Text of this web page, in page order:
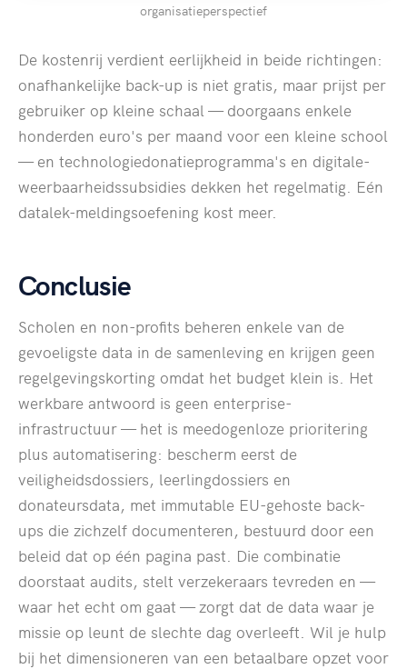
organisatieperspectief
De kostenrij verdient eerlijkheid in beide richtingen:
onafhankelijke back-up is niet gratis, maar prijst per
gebruiker op kleine schaal — doorgaans enkele
honderden euro's per maand voor een kleine school
— en technologiedonatieprogramma's en digitale-
weerbaarheidssubsidies dekken het regelmatig. Eén
datalek-meldingsoefening kost meer.
Conclusie
Scholen en non-profits beheren enkele van de
gevoeligste data in de samenleving en krijgen geen
regelgevingskorting omdat het budget klein is. Het
werkbare antwoord is geen enterprise-
infrastructuur — het is meedogenloze prioritering
plus automatisering: bescherm eerst de
veiligheidsdossiers, leerlingdossiers en
donateursdata, met immutable EU-gehoste back-
ups die zichzelf documenteren, bestuurd door een
beleid dat op één pagina past. Die combinatie
doorstaat audits, stelt verzekeraars tevreden en —
waar het echt om gaat — zorgt dat de data waar je
missie op leunt de slechte dag overleeft. Wil je hulp
bij het dimensioneren van een betaalbare opzet voor